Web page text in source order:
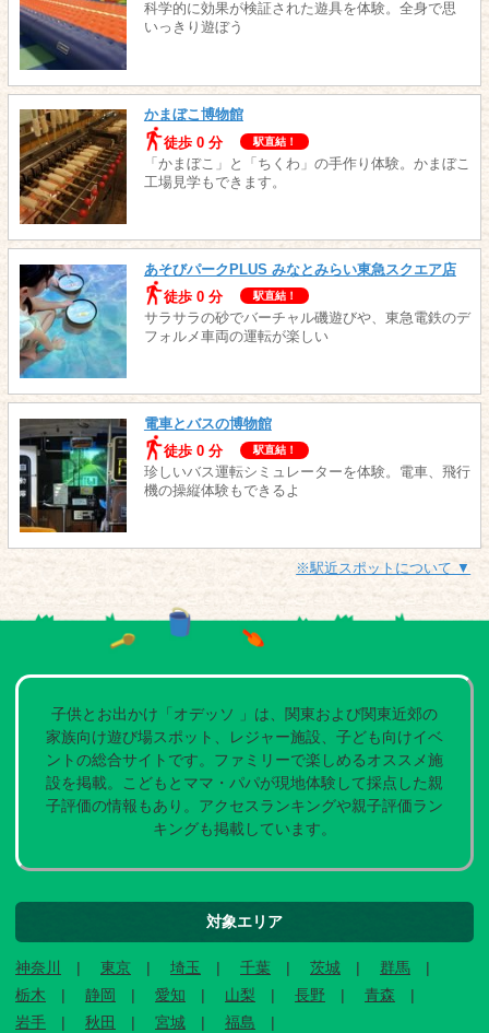
科学的に効果が検証された遊具を体験。全身で思
いっきり遊ぼう
かまぼこ博物館
徒歩 0 分
駅直結！
「かまぼこ」と「ちくわ」の手作り体験。かまぼこ
工場見学もできます。
あそびパークPLUS みなとみらい東急スクエア店
徒歩 0 分
駅直結！
サラサラの砂でバーチャル磯遊びや、東急電鉄のデ
フォルメ車両の運転が楽しい
電車とバスの博物館
徒歩 0 分
駅直結！
珍しいバス運転シミュレーターを体験。電車、飛行
機の操縦体験もできるよ
※駅近スポットについて ▼
子供とお出かけ「オデッソ 」は、関東および関東近郊の
家族向け遊び場スポット、レジャー施設、子ども向けイベ
ントの総合サイトです。ファミリーで楽しめるオススメ施
設を掲載。こどもとママ・パパが現地体験して採点した親
子評価の情報もあり。アクセスランキングや親子評価ラン
キングも掲載しています。
対象エリア
神奈川 東京 埼玉 千葉 茨城
群馬
栃木
静岡 愛知 山梨 長野
青森
岩手
秋田 宮城 福島